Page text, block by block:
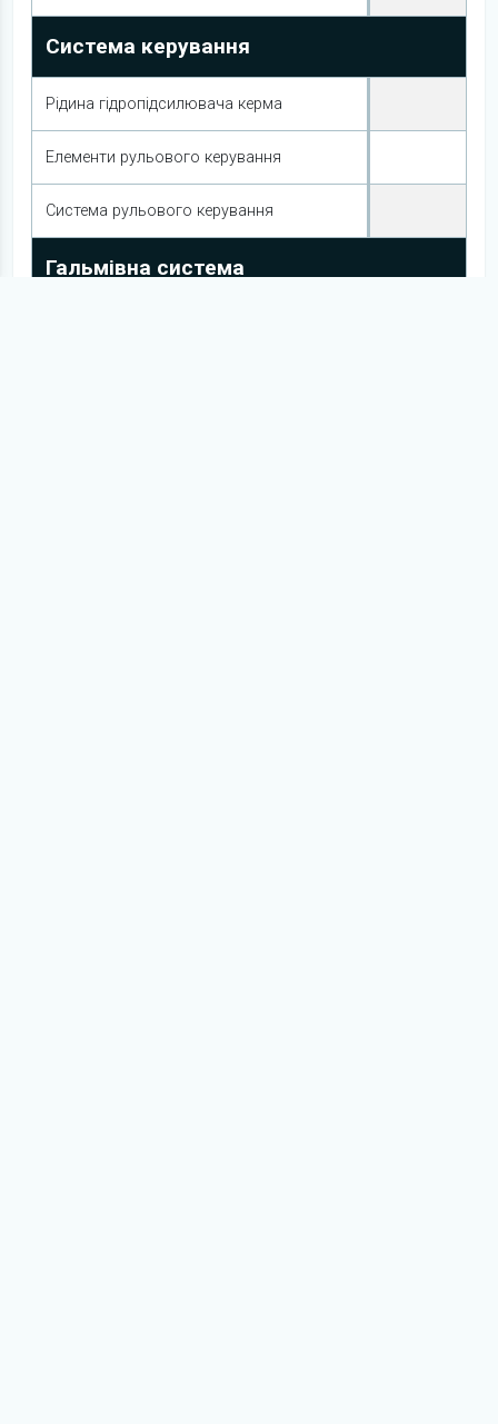
Система керування
Рідина гідропідсилювача керма
Елементи рульового керування
Система рульового керування
Гальмівна система